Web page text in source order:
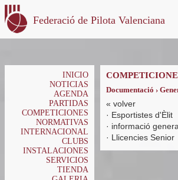
Federació de Pilota Valenciana
INICIO
NOTICIAS
AGENDA
PARTIDAS
COMPETICIONES
NORMATIVAS
INTERNACIONAL
CLUBS
INSTALACIONES
SERVICIOS
TIENDA
Documentació ›
« volver
· Esportistes d'Èlit
· informació
· Llicencies Senior